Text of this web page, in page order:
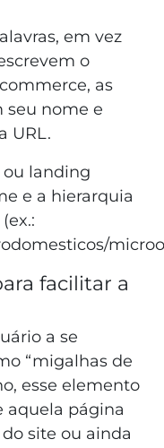
em vez
o
as
seu nome e
URL.
ou landing
e a hierarquia
facilitar a
a se
“migalhas de
esse elemento
aquela página
site ou ainda